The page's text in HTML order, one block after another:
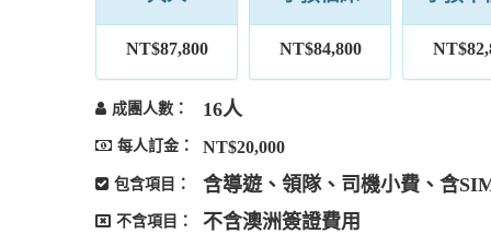
NT$87,800 NT$84,800
成團人數： 16人
每人訂金： NT$20,000
包含項目： 含導遊、領隊、司機小費、含
不含項目： 不含澳洲簽證費用